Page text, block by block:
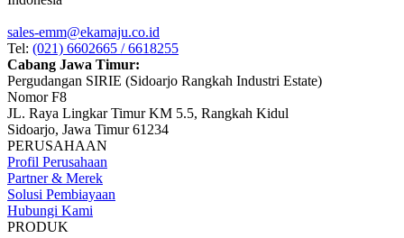
sales-emm@ekamaju.co.id
Tel: (021) 6602665 / 6618255
Cabang Jawa Timur:
Pergudangan SIRIE (Sidoarjo Rangkah Industri Estate)
Nomor F8
JL. Raya Lingkar Timur KM 5.5, Rangkah Kidul
Sidoarjo, Jawa Timur 61234
PERUSAHAAN
Profil Perusahaan
Partner & Merek
Solusi Pembiayaan
Hubungi Kami
PRODUK